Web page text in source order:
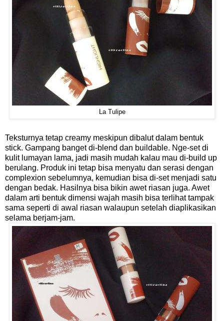
La Tulipe
Teksturnya tetap creamy meskipun dibalut dalam bentuk
stick. Gampang banget di-blend dan buildable. Nge-set di
kulit lumayan lama, jadi masih mudah kalau mau di-build up
berulang. Produk ini tetap bisa menyatu dan serasi dengan
complexion sebelumnya, kemudian bisa di-set menjadi satu
dengan bedak. Hasilnya bisa bikin awet riasan juga. Awet
dalam arti bentuk dimensi wajah masih bisa terlihat tampak
sama seperti di awal riasan walaupun setelah diaplikasikan
selama berjam-jam.